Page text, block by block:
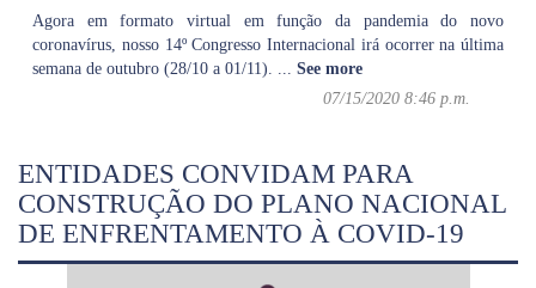
Agora em formato virtual em função da pandemia do novo
coronavírus, nosso 14º Congresso Internacional irá ocorrer na última
semana de outubro (28/10 a 01/11). ... See more
07/15/2020 8:46 p.m.
ENTIDADES CONVIDAM PARA
CONSTRUÇÃO DO PLANO NACIONAL
DE ENFRENTAMENTO À COVID-19